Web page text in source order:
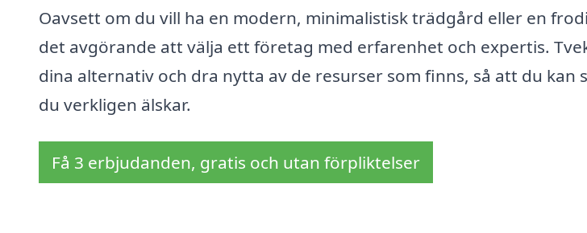
Oavsett om du vill ha en modern, minimalistisk trädgård eller en
det avgörande att välja ett företag med erfarenhet och expertis.
dina alternativ och dra nytta av de resurser som finns, så att du kan
du verkligen älskar.
Få 3 erbjudanden, gratis och utan förpliktelser